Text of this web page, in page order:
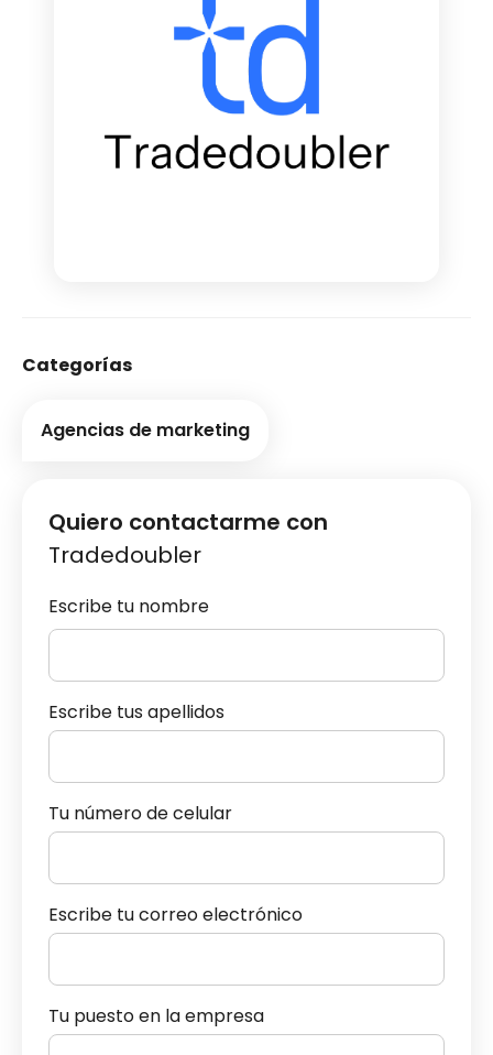
Categorías
Agencias de marketing
Quiero contactarme con
Tradedoubler
Escribe tu nombre
Escribe tus apellidos
Tu número de celular
Escribe tu correo electrónico
Tu puesto en la empresa